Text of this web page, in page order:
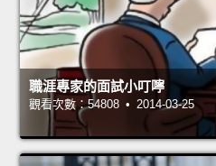
職涯專家的面試小叮嚀
觀看次數：54808 • 2014-03-25